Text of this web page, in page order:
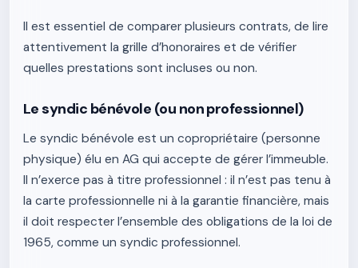
Il est essentiel de comparer plusieurs contrats, de lire
attentivement la grille d’honoraires et de vérifier
quelles prestations sont incluses ou non.
Le syndic bénévole (ou non professionnel)
Le syndic bénévole est un copropriétaire (personne
physique) élu en AG qui accepte de gérer l’immeuble.
Il n’exerce pas à titre professionnel : il n’est pas tenu à
la carte professionnelle ni à la garantie financière, mais
il doit respecter l’ensemble des obligations de la loi de
1965, comme un syndic professionnel.